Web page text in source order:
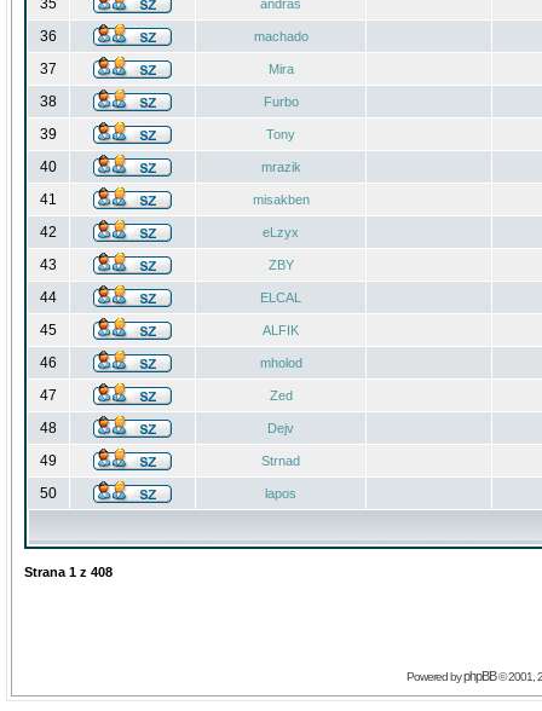
35 andras
36 machado
37 Mira
38 Furbo
39 Tony
40 mrazik
41 misakben
42 eLzyx
43 ZBY
44 ELCAL
45 ALFIK
46 mholod
47 Zed
48 Dejv
49 Strnad
50 lapos
Strana 1 z 408
Powered byphpBB© 2001,